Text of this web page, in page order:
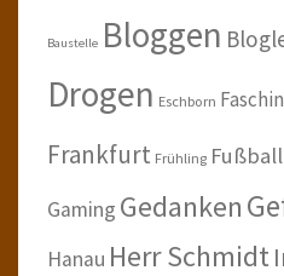
Baustelle Bloggen
Drogen Eschborn
Frankfurt Frühling Fußball
Gaming Gedanken
Hanau Herr Schmidt